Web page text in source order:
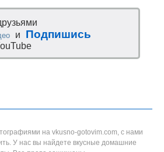
и Подпишись
на vkusno-gotovim.com, с нами
У нас вы найдете вкусные домашние